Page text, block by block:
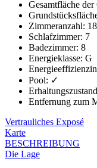
Gesamtfläche der
Zimmeranzahl: 18
Schlafzimmer: 7
Badezimmer: 8
Energieklasse: G
Pool: ✓
Erhaltungszustand
Entfernung zum
Vertrauliches Exposé
Karte
BESCHREIBUNG
Die Lage